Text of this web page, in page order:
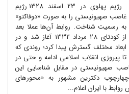
رژیم پهلوی در 23 اسفند 1328 رژیم
غاصب صهیونیستی را به صورت «دوفاکتو»
به رسمیت شناخت. روابط آن‌ها عملا بعد
از کودتای 28 مرداد 1332 آغاز شد و در
ابعاد مختلف گسترش پیدا کرد؛ روندی که
تا پیروزی انقلاب اسلامی ادامه و حتی در
صهیونیستی در مقابل شناسایی این
دکترین مشهور به «محورهای
با ایران اعلام...